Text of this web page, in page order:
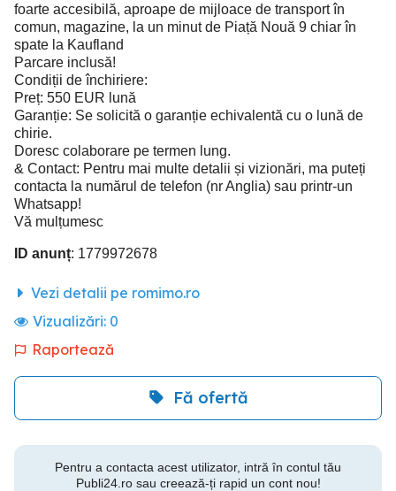
foarte accesibilă, aproape de mijloace de transport în
comun, magazine, la un minut de Piață Nouă 9 chiar în
spate la Kaufland
Parcare inclusă!
Condiții de închiriere:
Preț: 550 EUR lună
Garanție: Se solicită o garanție echivalentă cu o lună de
chirie.
Doresc colaborare pe termen lung.
& Contact: Pentru mai multe detalii și vizionări, ma puteți
contacta la numărul de telefon (nr Anglia) sau printr-un
Whatsapp!
Vă mulțumesc
ID anunț: 1779972678
Vezi detalii pe romimo.ro
Vizualizări: 0
Raportează
Fă ofertă
Pentru a contacta acest utilizator, intră în contul tău
Publi24.ro sau creează-ți rapid un cont nou!